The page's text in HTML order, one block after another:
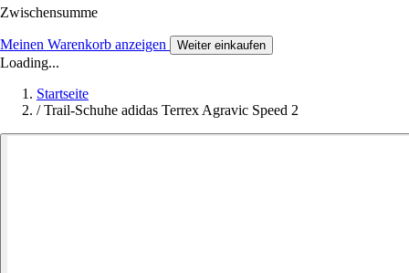
Zwischensumme
Meinen Warenkorb anzeigen Weiter einkaufen
Loading...
Startseite
/ Trail-Schuhe adidas Terrex Agravic Speed 2